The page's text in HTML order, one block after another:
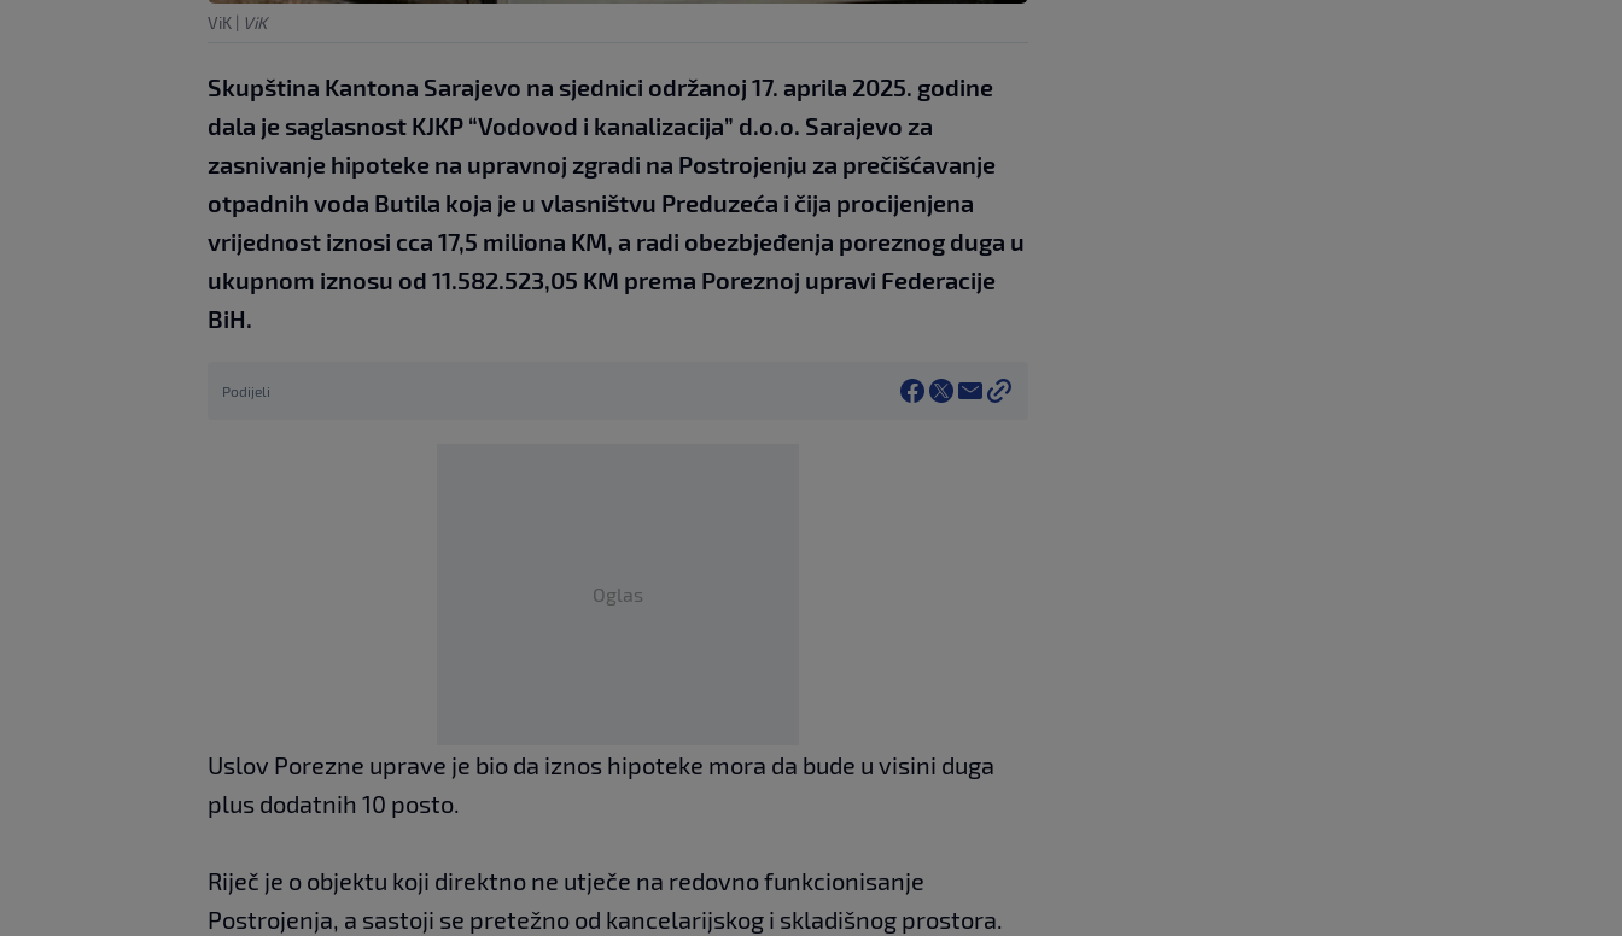
ViK | ViK
Skupština Kantona Sarajevo na sjednici održanoj 17. aprila 2025. godine
dala je saglasnost KJKP “Vodovod i kanalizacija” d.o.o. Sarajevo za
zasnivanje hipoteke na upravnoj zgradi na Postrojenju za prečišćavanje
otpadnih voda Butila koja je u vlasništvu Preduzeća i čija procijenjena
vrijednost iznosi cca 17,5 miliona KM, a radi obezbjeđenja poreznog duga u
ukupnom iznosu od 11.582.523,05 KM prema Poreznoj upravi Federacije
BiH.
Podijeli
Oglas
Uslov Porezne uprave je bio da iznos hipoteke mora da bude u visini duga
plus dodatnih 10 posto.
Riječ je o objektu koji direktno ne utječe na redovno funkcionisanje
Postrojenja, a sastoji se pretežno od kancelarijskog i skladišnog prostora.